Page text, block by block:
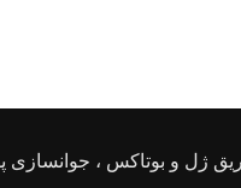
ژل و بوتاکس ، جوانسازی